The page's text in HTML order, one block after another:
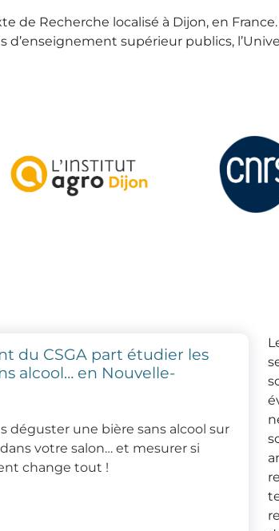
de Recherche localisé à Dijon, en
supérieur publics,
du CSGA part étudier les
alcool… en Nouvelle-
déguster une bière sans alcool sur
votre salon… et mesurer si
change tout !